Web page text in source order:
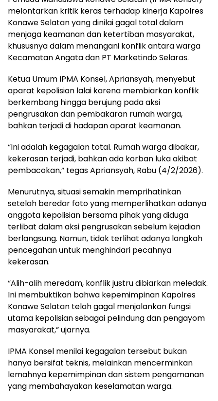
melontarkan kritik keras terhadap kinerja Kapolres
Konawe Selatan yang dinilai gagal total dalam
menjaga keamanan dan ketertiban masyarakat,
khususnya dalam menangani konflik antara warga
Kecamatan Angata dan PT Marketindo Selaras.
Ketua Umum IPMA Konsel, Apriansyah, menyebut
aparat kepolisian lalai karena membiarkan konflik
berkembang hingga berujung pada aksi
pengrusakan dan pembakaran rumah warga,
bahkan terjadi di hadapan aparat keamanan.
“Ini adalah kegagalan total. Rumah warga dibakar,
kekerasan terjadi, bahkan ada korban luka akibat
pembacokan,” tegas Apriansyah, Rabu (4/2/2026).
Menurutnya, situasi semakin memprihatinkan
setelah beredar foto yang memperlihatkan adanya
anggota kepolisian bersama pihak yang diduga
terlibat dalam aksi pengrusakan sebelum kejadian
berlangsung. Namun, tidak terlihat adanya langkah
pencegahan untuk menghindari pecahnya
kekerasan.
“Alih-alih meredam, konflik justru dibiarkan meledak.
Ini membuktikan bahwa kepemimpinan Kapolres
Konawe Selatan telah gagal menjalankan fungsi
utama kepolisian sebagai pelindung dan pengayom
masyarakat,” ujarnya.
IPMA Konsel menilai kegagalan tersebut bukan
hanya bersifat teknis, melainkan mencerminkan
lemahnya kepemimpinan dan sistem pengamanan
yang membahayakan keselamatan warga.